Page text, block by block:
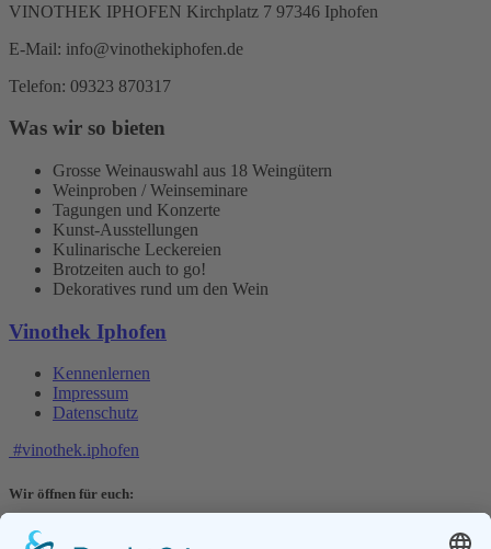
VINOTHEK IPHOFEN Kirchplatz 7 97346 Iphofen
E-Mail: info@vinothekiphofen.de
Telefon: 09323 870317
Was wir so bieten
Grosse Weinauswahl aus 18 Weingütern
Weinproben / Weinseminare
Tagungen und Konzerte
Kunst-Ausstellungen
Kulinarische Leckereien
Brotzeiten auch to go!
Dekoratives rund um den Wein
Vinothek Iphofen
Kennenlernen
Impressum
Datenschutz
#vinothek.iphofen
Wir öffnen für euch:
Mittwochs 15.00-20.30 Uhr